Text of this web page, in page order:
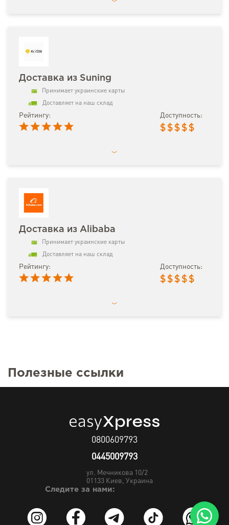
Доставка из Suning
Принимает украинские карты
Доставляет на наш склад
Рейтингу: Доступность:
$ $ $ $ $
Доставка из Alibaba
Принимает украинские карты
Доставляет на наш склад
Рейтингу: Доступность:
$ $ $ $ $
Полезные ссылки
0800609793
0445009793
ул. Мечникова 10/2
01133 Киев, Украина
Следите за нами: